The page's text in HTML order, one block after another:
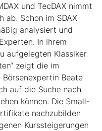
und TecDAX nimmt
ab. Schon im SDAX
analysiert und
In ihrem
aufgelegten Klassiker
zeigt die im
Beate
auf die Suche nach
können. Die Small-
nachzubilden
Kurssteiger­ungen